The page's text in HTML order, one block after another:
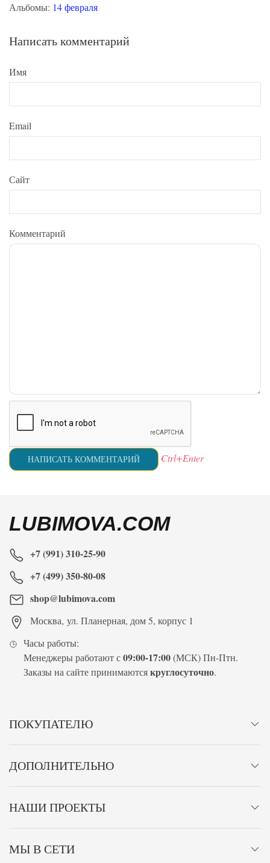
Альбомы: 14 февраля
Написать комментарий
Имя
Email
Сайт
Комментарий
Ctrl+Enter
LUBIMOVA.COM
+7 (991) 310-25-90
+7 (499) 350-80-08
shop@lubimova.com
Москва, ул. Планерная, дом 5, корпус 1
Часы работы:
Менеджеры работают с09:00-17:00(МСК) Пн-Птн.
Заказы на сайте принимаютсякруглосуточно.
ПОКУПАТЕЛЮ
ДОПОЛНИТЕЛЬНО
НАШИ ПРОЕКТЫ
МЫ В СЕТИ